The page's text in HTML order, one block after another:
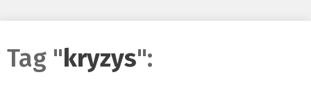
Tag "kryzys":